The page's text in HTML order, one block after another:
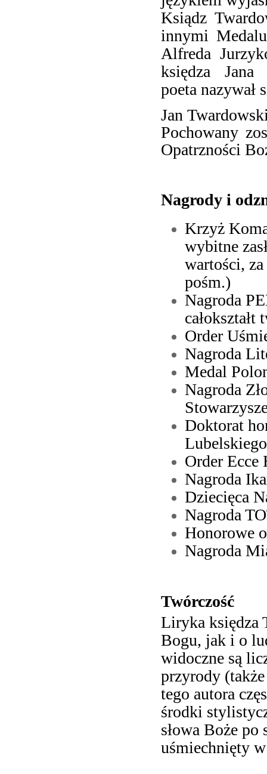
Ksiądz
innymi
Alfreda
księdza Jana
poeta nazywał
Jan
Pochowany
Opatrzności
Nagrody i
Krzyż
wybitne
wartości,
pośm.)
Nagroda
Order
Nagroda
Medal
Nagroda
Doktorat
Order
Nagroda
Dziecięca
Nagroda
Honorowe
Nagroda
Twórczość
Liryka księdza
Bogu, jak i o
widoczne są
przyrody
tego autora
środki
słowa Boże
uśmiechnięty